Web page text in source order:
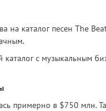
на каталог песен The
каталог с музыкальным
примерно в $750 млн.